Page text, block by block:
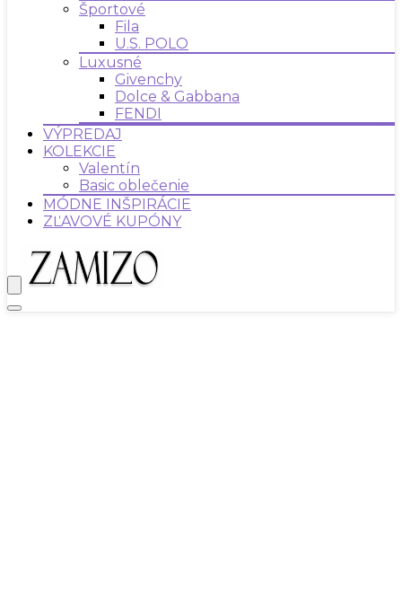
Športové
Fila
U.S. POLO
Luxusné
Givenchy
Dolce & Gabbana
FENDI
VÝPREDAJ
KOLEKCIE
Valentín
Basic oblečenie
MÓDNE INŠPIRÁCIE
ZĽAVOVÉ KUPÓNY